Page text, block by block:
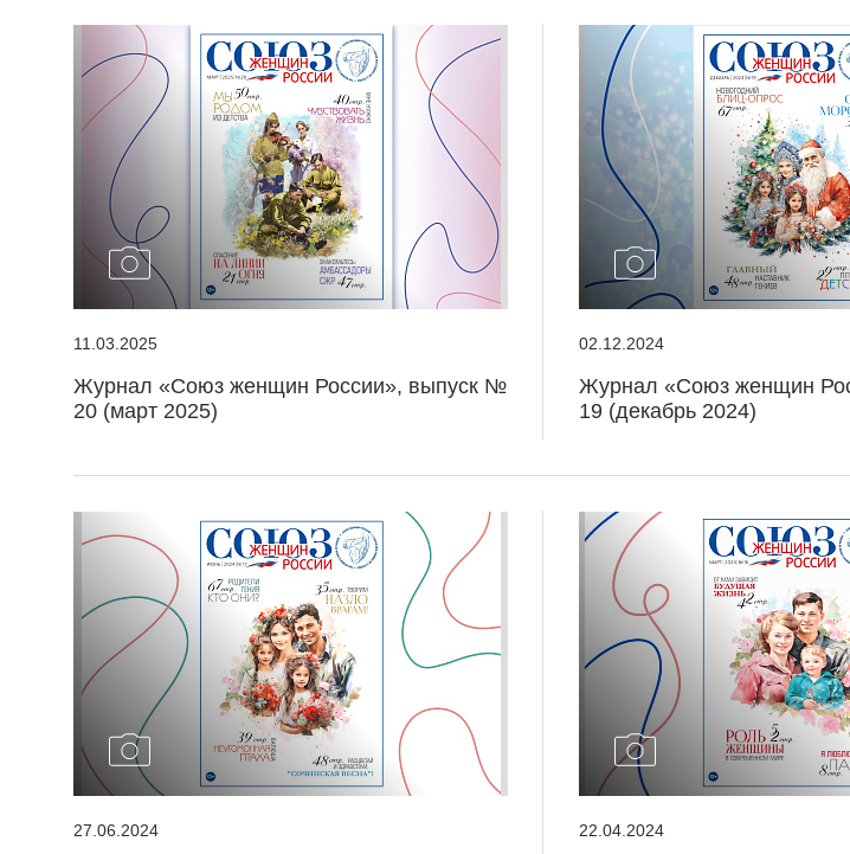
11.03.2025
Журнал «Союз женщин России», выпуск №
20 (март 2025)
02.12.2024
Журнал «Союз женщин
19 (декабрь 2024)
27.06.2024 22.04.2024